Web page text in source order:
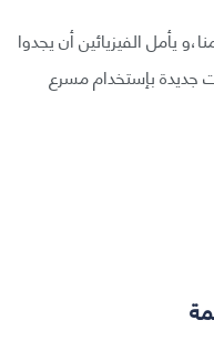
الفيزيائين أن يجدوا
جديدة بإستخدام مسرع